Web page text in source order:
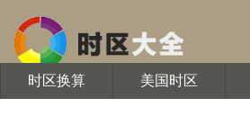
时区换算 美国时区